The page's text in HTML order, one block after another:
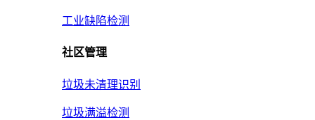
工业缺陷检测
社区管理
垃圾未清理识别
垃圾满溢检测